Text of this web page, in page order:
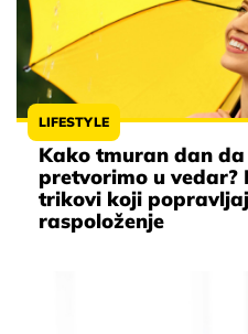
LIFESTYLE
Kako tmuran dan da
pretvorimo u vedar?
trikovi koji
raspoloženje